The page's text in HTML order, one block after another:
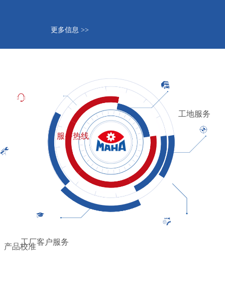
更多信息 >>
服务热线
工地服务
产品校准
工厂客户服务